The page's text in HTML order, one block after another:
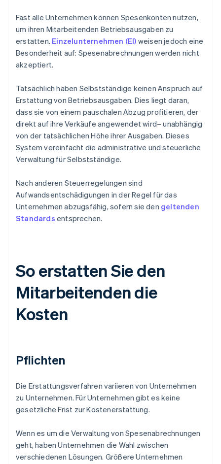
Fast alle Unternehmen können Spesenkonten nutzen,
um ihren Mitarbeitenden Betriebsausgaben zu
erstatten. Einzelunternehmen (EI) weisen jedoch eine
Besonderheit auf: Spesenabrechnungen werden nicht
akzeptiert.
Tatsächlich haben Selbstständige keinen Anspruch auf
Erstattung von Betriebsausgaben. Dies liegt daran,
dass sie von einem pauschalen Abzug profitieren, der
direkt auf ihre Verkäufe angewendet wird– unabhängig
von der tatsächlichen Höhe ihrer Ausgaben. Dieses
System vereinfacht die administrative und steuerliche
Verwaltung für Selbstständige.
Nach anderen Steuerregelungen sind
Aufwandsentschädigungen in der Regel für das
Unternehmen abzugsfähig, sofern sie den geltenden
Standards entsprechen.
So erstatten Sie den
Mitarbeitenden die
Kosten
Pflichten
Die Erstattungsverfahren variieren von Unternehmen
zu Unternehmen. Für Unternehmen gibt es keine
gesetzliche Frist zur Kostenerstattung.
Wenn es um die Verwaltung von Spesenabrechnungen
geht, haben Unternehmen die Wahl zwischen
verschiedenen Lösungen. Größere Unternehmen